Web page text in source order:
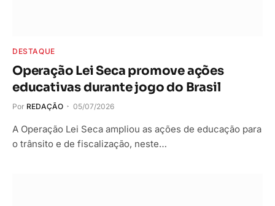
DESTAQUE
Operação Lei Seca promove ações
educativas durante jogo do Brasil
Por REDAÇÃO 05/07/2026
A Operação Lei Seca ampliou as ações de educação para
o trânsito e de fiscalização, neste…